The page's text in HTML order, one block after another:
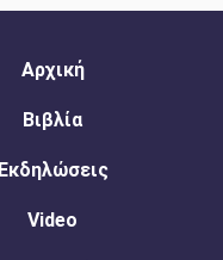
Αρχική
Βιβλία
Εκδηλώσεις
Video